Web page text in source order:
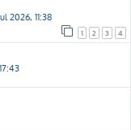
2026, 11:38
1 2 3 4